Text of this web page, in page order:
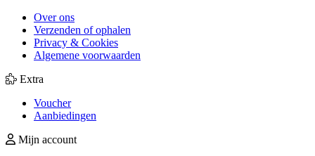
Over ons
Verzenden of ophalen
Privacy & Cookies
Algemene voorwaarden
Extra
Voucher
Aanbiedingen
Mijn account